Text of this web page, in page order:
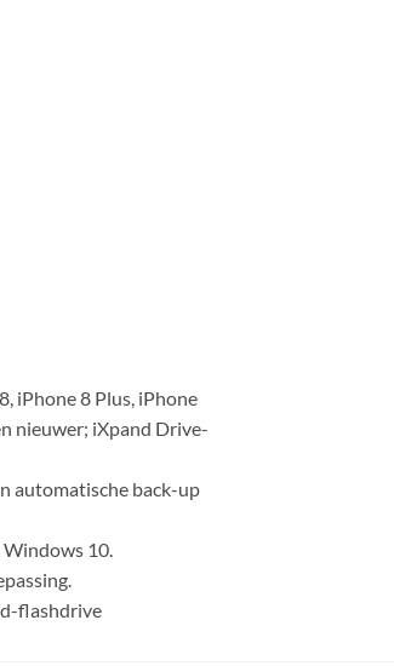
iPhone 8 Plus, iPhone
nieuwer; iXpand Drive-
automatische back-up
10.
flashdrive